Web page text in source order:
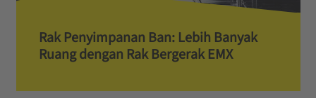
Rak Penyimpanan Ban: Lebih Banyak
Ruang dengan Rak Bergerak EMX